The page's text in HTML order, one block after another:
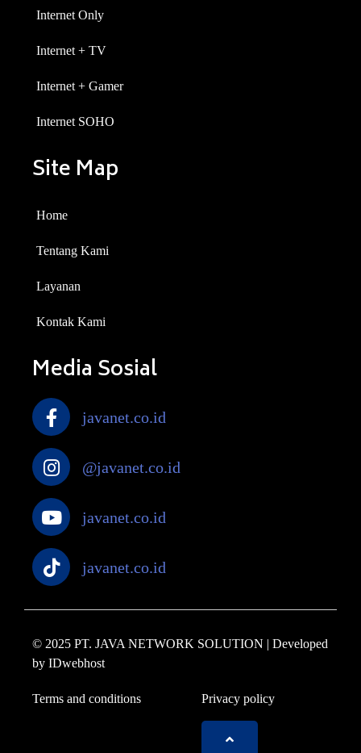
Internet Only
Internet + TV
Internet + Gamer
Internet SOHO
Site Map
Home
Tentang Kami
Layanan
Kontak Kami
Media Sosial
javanet.co.id
@javanet.co.id
javanet.co.id
javanet.co.id
© 2025 PT. JAVA NETWORK SOLUTION | Developed
by IDwebhost
Terms and conditions Privacy policy